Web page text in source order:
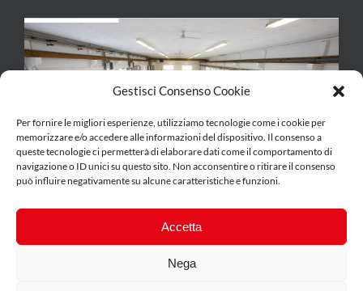
Gestisci Consenso Cookie
Per fornire le migliori esperienze, utilizziamo tecnologie come i cookie per
memorizzare e/o accedere alle informazioni del dispositivo. Il consenso a
queste tecnologie ci permetterà di elaborare dati come il comportamento di
navigazione o ID unici su questo sito. Non acconsentire o ritirare il consenso
può influire negativamente su alcune caratteristiche e funzioni.
Accetta
Nega